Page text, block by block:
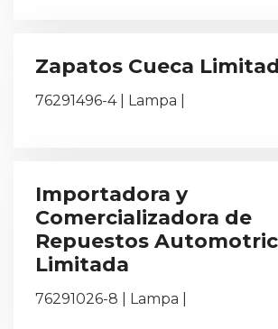
Zapatos Cueca
76291496-4 | Lampa |
Importadora y
Comercializadora de
Repuestos
Limitada
76291026-8 | Lampa |